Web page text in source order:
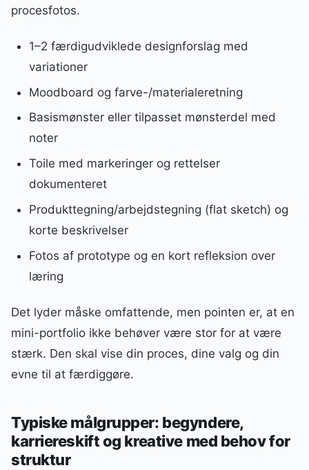
procesfotos.
1–2 færdigudviklede designforslag med
variationer
Moodboard og farve-/materialeretning
Basismønster eller tilpasset mønsterdel med
noter
Toile med markeringer og rettelser
dokumenteret
Produkttegning/arbejdstegning (flat sketch) og
korte beskrivelser
Fotos af prototype og en kort refleksion over
læring
Det lyder måske omfattende, men pointen er, at en
mini-portfolio ikke behøver være stor for at være
stærk. Den skal vise din proces, dine valg og din
evne til at færdiggøre.
Typiske målgrupper: begyndere,
karriereskift og kreative med behov for
struktur